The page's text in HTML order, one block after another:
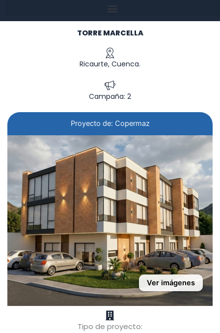
TORRE MARCELLA
Ricaurte, Cuenca.
Campaña: 2
Proyecto de: Copermaz
Ver imágenes
Tipo de proyecto: